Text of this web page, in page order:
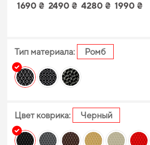
1690 ₴ 2490 ₴ 4280 ₴ 1990 ₴
Тип материала: Ромб
Цвет коврика: Черный